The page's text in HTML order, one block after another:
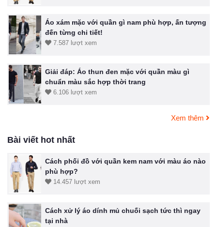
Áo xám mặc với quần gì nam phù hợp, ấn tượng
đến từng chi tiết!
7.587 lượt xem
Giải đáp: Áo thun đen mặc với quần màu gì
chuẩn màu sắc hợp thời trang
6.106 lượt xem
Xem thêm
Bài viết hot nhất
Cách phối đồ với quần kem nam với màu áo nào
phù hợp?
14.457 lượt xem
Cách xử lý áo dính mủ chuối sạch tức thì ngay
tại nhà